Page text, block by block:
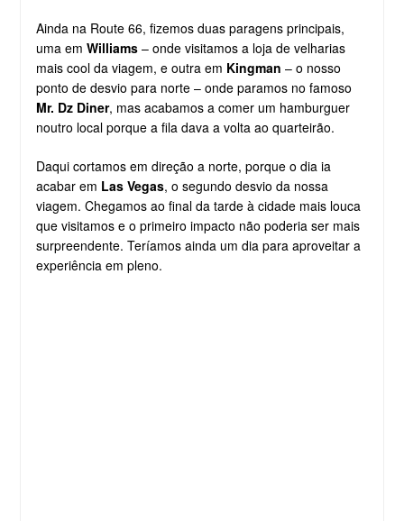
Ainda na Route 66, fizemos duas paragens principais,
uma em Williams– onde visitamos a loja de velharias
mais cool da viagem, e outra em Kingman – o nosso
ponto de desvio para norte – onde paramos no famoso
Mr. Dz Diner, mas acabamos a comer um hamburguer
noutro local porque a fila dava a volta ao quarteirão.
Daqui cortamos em direção a norte, porque o dia ia
acabar em Las Vegas, o segundo desvio da nossa
viagem. Chegamos ao final da tarde à cidade mais louca
que visitamos e o primeiro impacto não poderia ser mais
surpreendente. Teríamos ainda um dia para aproveitar a
experiência em pleno.